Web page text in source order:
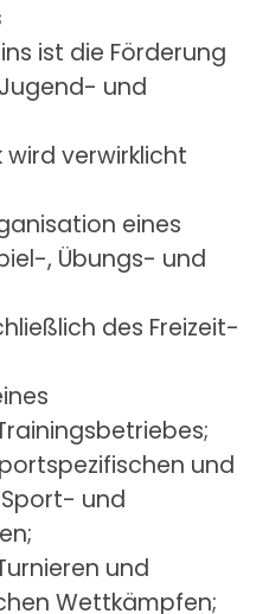
ist die Förderung
und
wird verwirklicht
eines
, Übungs- und
des Freizeit-
und
und
und
Wettkämpfen;